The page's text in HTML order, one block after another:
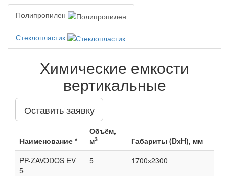
Полипропилен
Стеклопластик
Химические емкости
вертикальные
Оставить заявку
Наименование *
Объём,
м3
Габариты (DхH), мм
PP-ZAVODOS EV
5
5 1700х2300